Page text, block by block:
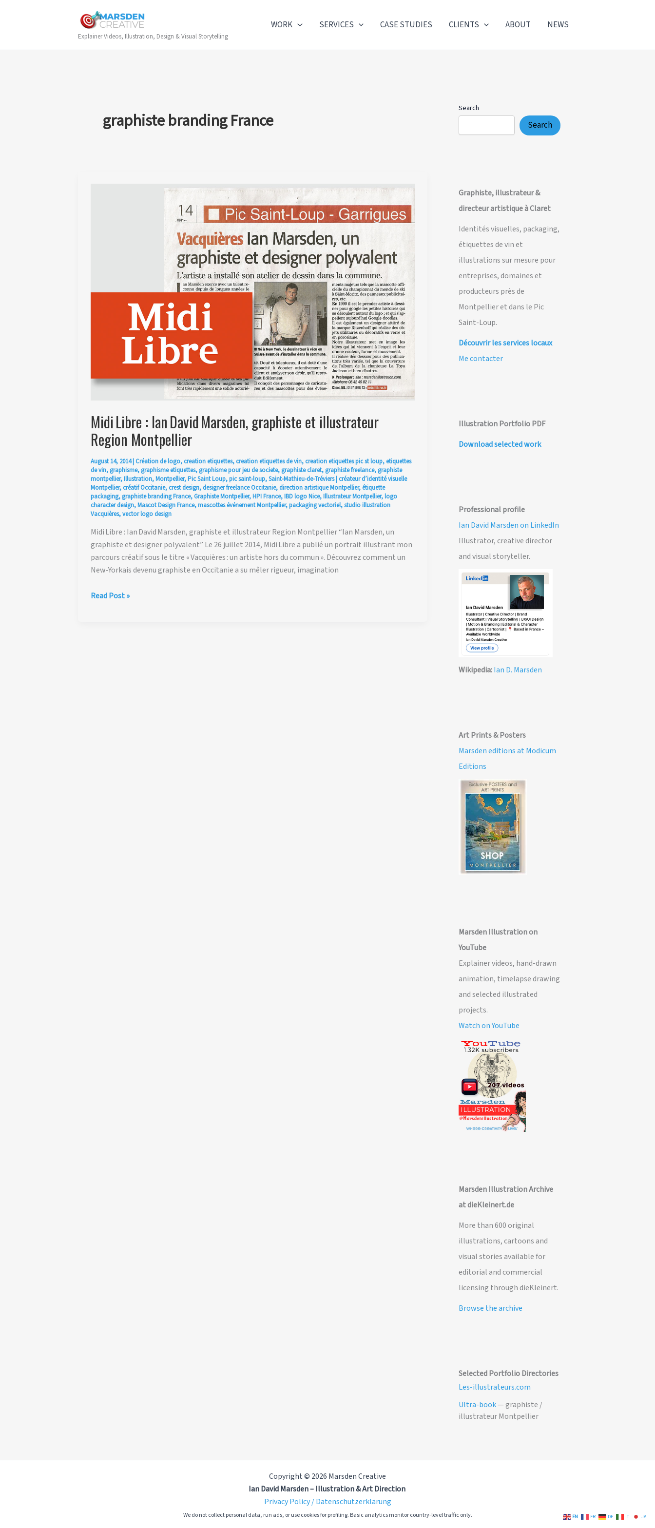
Explainer Videos, Illustration, Design & Visual Storytelling
WORK SERVICES CASE STUDIES CLIENTS ABOUT NEWS
graphiste branding France
Midi Libre : Ian David Marsden, graphiste et illustrateur
Region Montpellier
August 14, 2014| Création de logo, creation etiquettes, creation etiquettes de vin, creation etiquettes pic st loup, etiquettes
de vin, graphisme, graphisme etiquettes, graphisme pour jeu de societe, graphiste claret, graphiste freelance, graphiste
montpellier,Illustration,Montpellier,Pic Saint Loup,pic saint-loup,Saint-Mathieu-de-Tréviers| créateur d’identité visuelle
Montpellier, créatif Occitanie, crest design, designer freelance Occitanie, direction artistique Montpellier, étiquette
packaging, graphiste branding France, Graphiste Montpellier,HPI France,IBD logo Nice,Illustrateur Montpellier,logo
character design,Mascot Design France,mascottes événement Montpellier,packaging vectoriel,studio illustration
Vacquières,vector logo design
Midi Libre : Ian David Marsden, graphiste et illustrateur Region Montpellier “Ian Marsden, un
graphiste et designer polyvalent” Le 26 juillet 2014, Midi Libre a publié un portrait illustrant mon
parcours créatif sous le titre « Vacquières : un artiste hors du commun ». Découvrez comment un
New‑Yorkais devenu graphiste en Occitanie a su mêler rigueur, imagination
Midi Libre
Read Post »
Search
Search
Graphiste, illustrateur &
directeur artistique à Claret
Identités visuelles, packaging,
étiquettes de vin et
illustrations sur mesure pour
entreprises, domaines et
producteurs près de
Montpellier et dans le Pic
Saint-Loup.
Découvrir les services locaux
Me contacter
Illustration Portfolio PDF
Download selected work
Professional profile
Ian David Marsden on LinkedIn
Illustrator, creative director
and visual storyteller.
Wikipedia:Ian D. Marsden
Art Prints & Posters
Marsden editions at Modicum
Editions
Marsden Illustration on
YouTube
Explainer videos, hand-drawn
animation, timelapse drawing
and selected illustrated
projects.
Watch on YouTube
Marsden Illustration Archive
at dieKleinert.de
More than 600 original
illustrations, cartoons and
visual stories available for
editorial and commercial
licensing through dieKleinert.
Browse the archive
Selected Portfolio Directories
Les-illustrateurs.com
Ultra-book— graphiste /
illustrateur Montpellier
Copyright © 2026 Marsden Creative
Ian David Marsden – Illustration & Art Direction
Privacy Policy / Datenschutzerklärung
We do not collect personal data, run ads, or use cookies for profiling. Basic analytics monitor country-level traffic only. EN FR DE IT JA